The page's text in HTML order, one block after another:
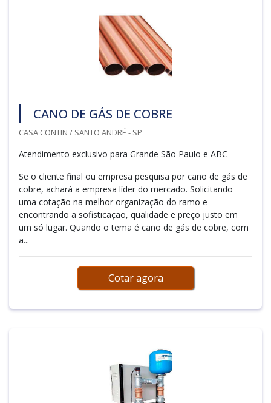
CANO DE GÁS DE COBRE
CASA CONTIN / SANTO ANDRÉ - SP
Atendimento exclusivo para Grande São Paulo e ABC
Se o cliente final ou empresa pesquisa por cano de gás de
cobre, achará a empresa líder do mercado. Solicitando
uma cotação na melhor organização do ramo e
encontrando a sofisticação, qualidade e preço justo em
um só lugar. Quando o tema é cano de gás de cobre, com
a...
Cotar agora